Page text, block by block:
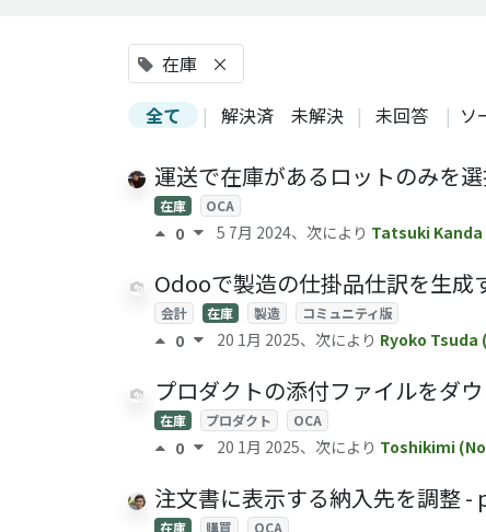
在庫 ×
全て
| 解決済 未解決 | 未回答 | ソ
運送で在庫があるロットのみ
在庫 OCA
0 5 7月 2024、次により Tatsuki Kanda
Odooで製造の仕掛品仕訳を生成
会計 在庫 製造 コミュニティ版
0 20 1月 2025、次により Ryoko Tsuda
プロダクトの添付ファイルを
在庫 プロダクト OCA
0 20 1月 2025、次により Toshikimi
注文書に表示する納入先を調
在庫 購買 OCA